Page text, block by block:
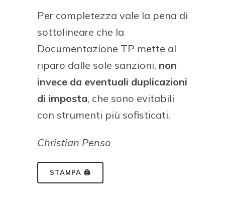
Per completezza vale la pena di
sottolineare che la
Documentazione TP mette al
riparo dalle sole sanzioni, non
invece da eventuali duplicazioni
di imposta, che sono evitabili
con strumenti più sofisticati.
Christian Penso
STAMPA 🖨